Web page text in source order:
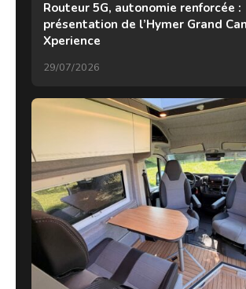
Routeur 5G, autonomie renforcée :
présentation de l’Hymer Grand
Xperience
29/07/2026